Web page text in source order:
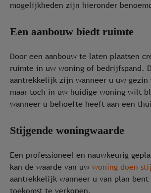
mogelijkheden zijn hieronder
Een aanbouw biedt ruimte
Door een aanbouw te laten plaatsen
ruimte in uw woning of bedrijfspand.
aantrekkelijk zijn wanneer u uw
maar toch in uw huidige woning wilt
wanneer u behoefte heeft aan een
Stijgende woningwaarde
Een professioneel en nauwkeurig
kan de waarde van uw woning doen
aantrekkelijk wanneer u van plan
toekomst te verkopen.